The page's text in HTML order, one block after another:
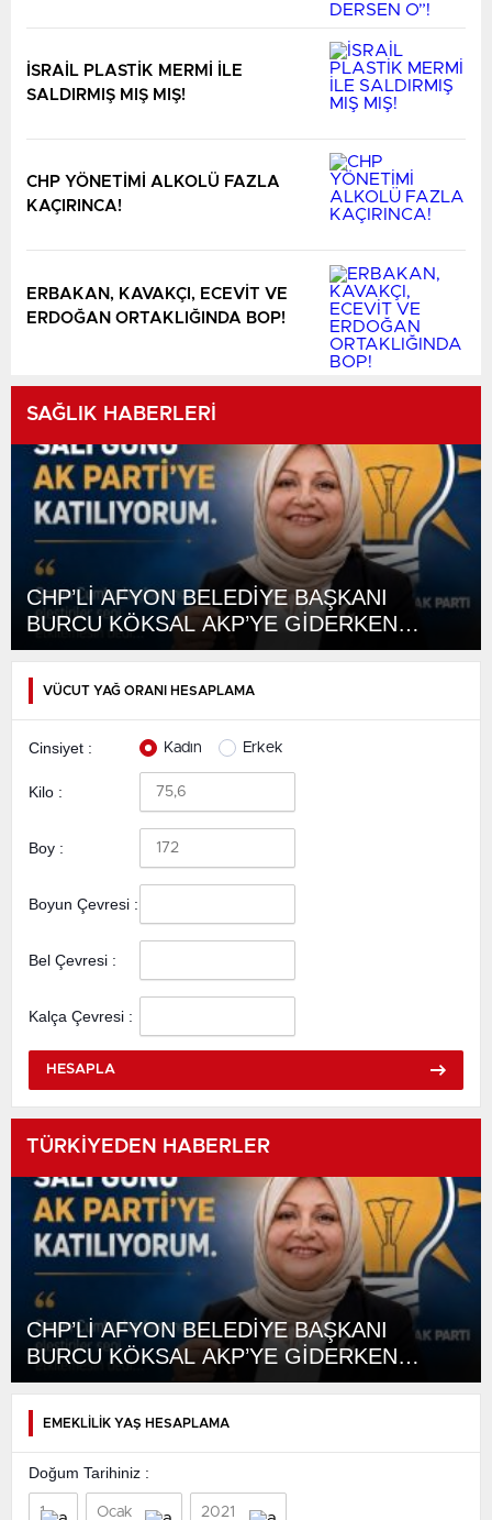
İSRAİL PLASTİK MERMİ İLE
SALDIRMIŞ MIŞ MIŞ!
CHP YÖNETİMİ ALKOLÜ FAZLA
KAÇIRINCA!
ERBAKAN, KAVAKÇI, ECEVİT VE
ERDOĞAN ORTAKLIĞINDA BOP!
SAĞLIK HABERLERİ
CHP’Lİ AFYON BELEDİYE BAŞKANI
BURCU KÖKSAL AKP’YE GİDERKEN
BELEDİYEYİ DE GÖTÜRÜYOR!
VÜCUT YAĞ ORANI HESAPLAMA
Cinsiyet : Kadın Erkek
Kilo :
Boy :
Boyun Çevresi :
Bel Çevresi :
Kalça Çevresi :
HESAPLA
TÜRKİYEDEN HABERLER
CHP’Lİ AFYON BELEDİYE BAŞKANI
BURCU KÖKSAL AKP’YE GİDERKEN
BELEDİYEYİ DE GÖTÜRÜYOR!
EMEKLİLİK YAŞ HESAPLAMA
Doğum Tarihiniz :